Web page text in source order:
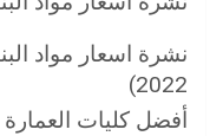
نشرة اسعار مواد
2022)
أفضل كليات العمارة